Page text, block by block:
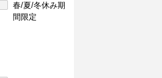
春/夏/冬休み期
間限定